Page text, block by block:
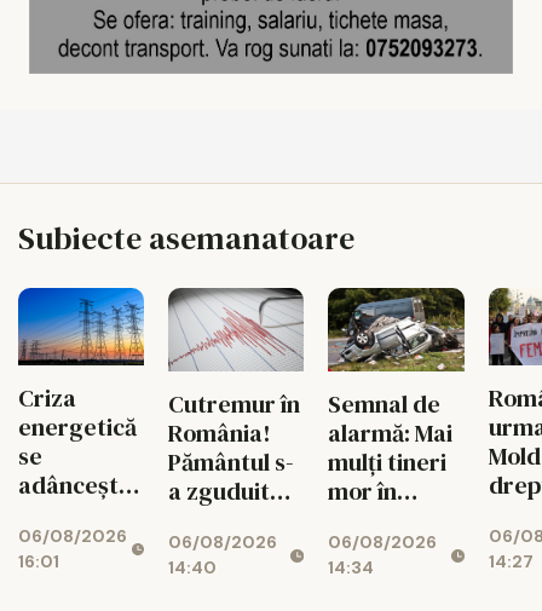
Subiecte asemanatoare
Criza
energetică
se
adâncește.
mari pot
rămâne
06/08/2026
16:01
Cutremur în
România!
Pământul s-
a zguduit
zona
seismică
06/08/2026
14:40
Semnal de
alarmă: Mai
mulți tineri
mor în
rutiere
decât din
06/08/2026
14:34
06/
14:27